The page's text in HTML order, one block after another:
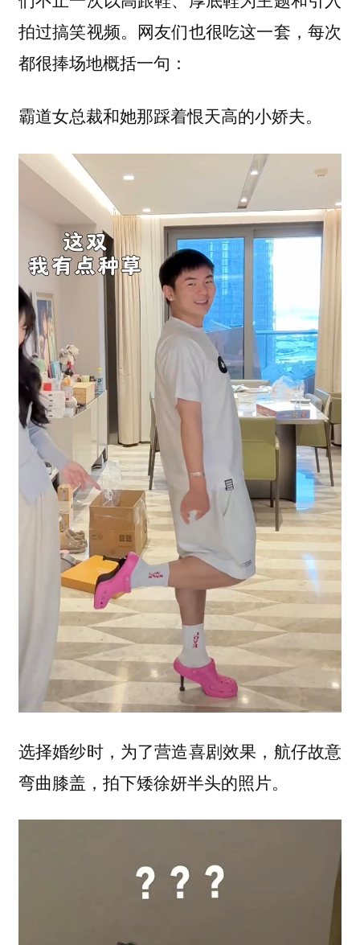
拍过搞笑视频。网友们也很吃这一套，每次
都很捧场地概括一句：
霸道女总裁和她那踩着恨天高的小娇夫。
选择婚纱时，为了营造喜剧效果，航仔故意
弯曲膝盖，拍下矮徐妍半头的照片。